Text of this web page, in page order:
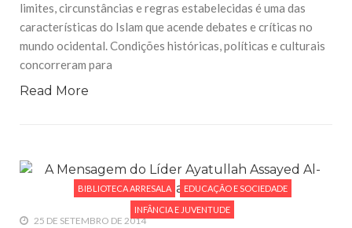
limites, circunstâncias e regras estabelecidas é uma das
características do Islam que acende debates e críticas no
mundo ocidental. Condições históricas, políticas e culturais
concorreram para
Read More
BIBLIOTECA ARRESALA EDUCAÇÃO E SOCIEDADE
INFÂNCIA E JUVENTUDE
25 DE SETEMBRO DE 2014